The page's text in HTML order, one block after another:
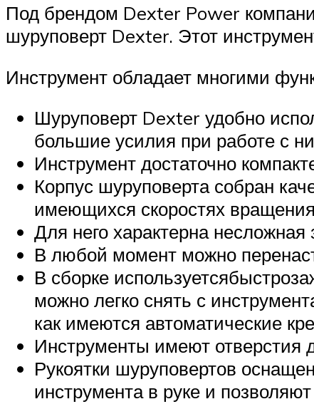
Под брендом Dexter Power
шуруповерт Dexter. Этот
Инструмент обладает многими
Шуруповерт Dexter удобно
большие усилия при работе с
Инструмент достаточно
Корпус шуруповерта собран
имеющихся скоростях
Для него характерна
В любой момент можно
В сборке
можно легко снять с
как имеются автоматические
Инструменты имеют отверстия
Рукоятки шуруповертов
инструмента в руке и